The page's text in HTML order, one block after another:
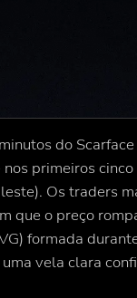
do
primeiros
Os traders
que o preço
formada
vela clara